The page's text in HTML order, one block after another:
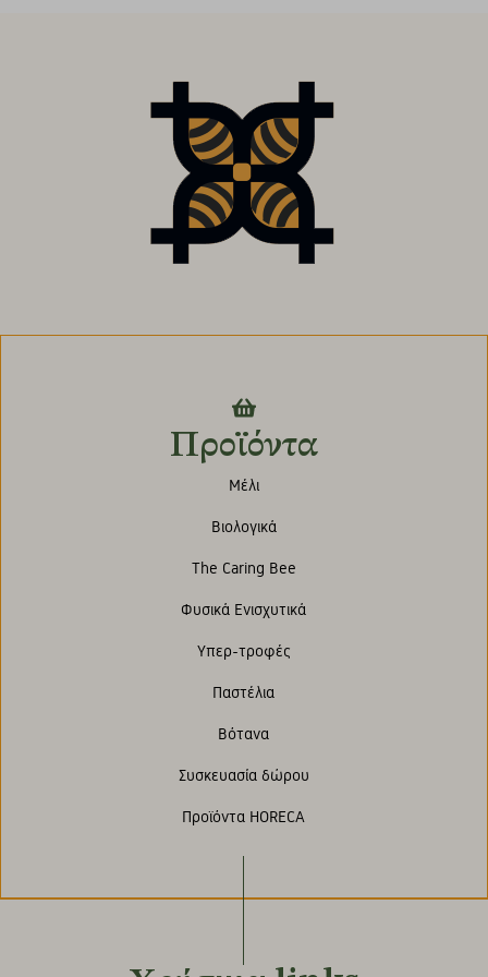
Προϊόντα
Μέλι
Βιολογικά
The Caring Bee
Φυσικά Ενισχυτικά
Υπερ-τροφές
Παστέλια
Βότανα
Συσκευασία δώρου
Προϊόντα HORECA